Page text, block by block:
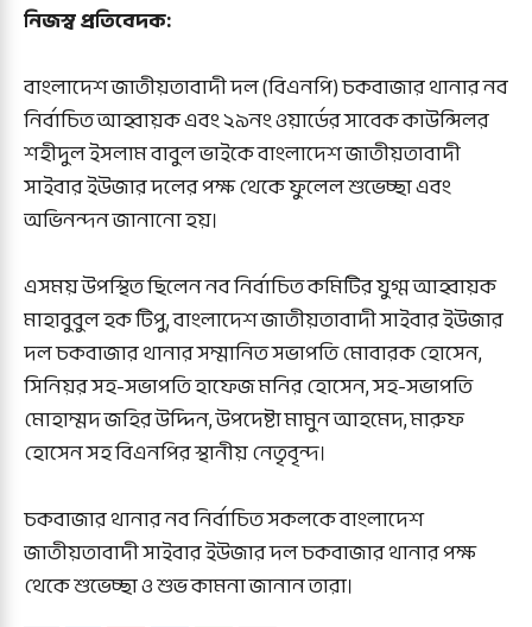
নিজস্ব প্রতিবেদক:
বাংলাদেশ জাতীয়তাবাদী দল (বিএনপি) চকবাজার থানার নব
নির্বাচিত আহ্বায়ক এবং ২৯নং ওয়ার্ডের সাবেক কাউন্সিলর
শহীদুল ইসলাম বাবুল ভাইকে বাংলাদেশ জাতীয়তাবাদী
সাইবার ইউজার দলের পক্ষ থেকে ফুলেল শুভেচ্ছা এবং
অভিনন্দন জানানো হয়।
এসময় উপস্থিত ছিলেন নব নির্বাচিত কমিটির যুগ্ম আহ্বায়ক
মাহাবুবুল হক টিপু, বাংলাদেশ জাতীয়তাবাদী সাইবার ইউজার
দল চকবাজার থানার সম্মানিত সভাপতি মোবারক হোসেন,
সিনিয়র সহ-সভাপতি হাফেজ মনির হোসেন, সহ-সভাপতি
মোহাম্মদ জহির উদ্দিন, উপদেষ্টা মামুন আহমেদ, মারুফ
হোসেন সহ বিএনপির স্থানীয় নেতৃবৃন্দ।
চকবাজার থানার নব নির্বাচিত সকলকে বাংলাদেশ
জাতীয়তাবাদী সাইবার ইউজার দল চকবাজার থানার পক্ষ
থেকে শুভেচ্ছা ও শুভ কামনা জানান তারা।